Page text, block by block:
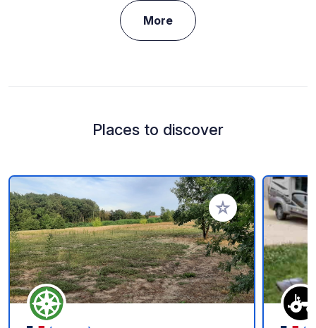
More
Places to discover
Add to your